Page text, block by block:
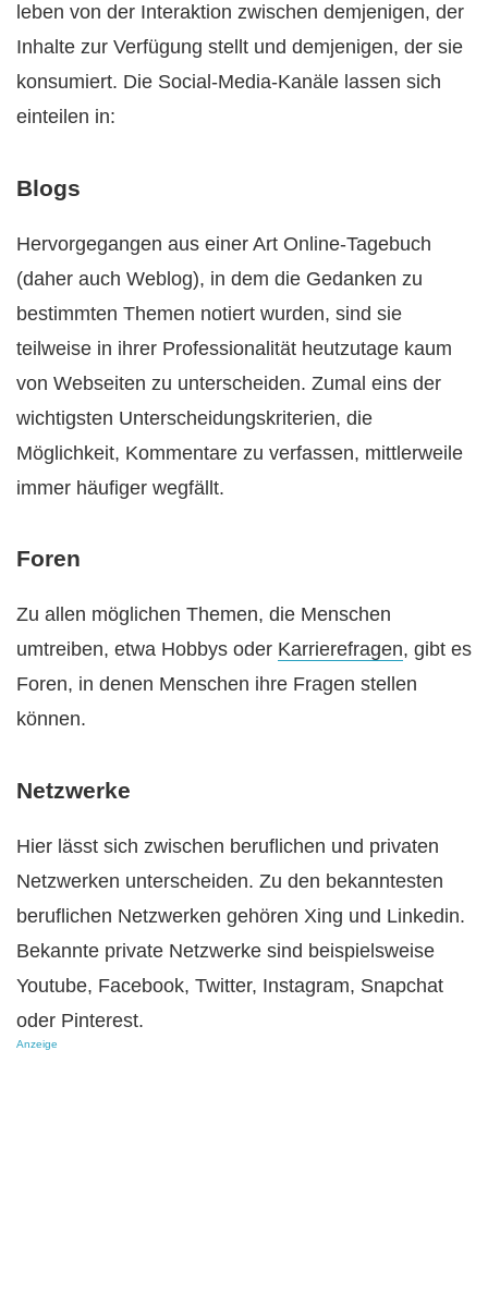
leben von der Interaktion zwischen demjenigen, der
Inhalte zur Verfügung stellt und demjenigen, der sie
konsumiert. Die Social-Media-Kanäle lassen sich
einteilen in:
Blogs
Hervorgegangen aus einer Art Online-Tagebuch
(daher auch Weblog), in dem die Gedanken zu
bestimmten Themen notiert wurden, sind sie
teilweise in ihrer Professionalität heutzutage kaum
von Webseiten zu unterscheiden. Zumal eins der
wichtigsten Unterscheidungskriterien, die
Möglichkeit, Kommentare zu verfassen, mittlerweile
immer häufiger wegfällt.
Foren
Zu allen möglichen Themen, die Menschen
umtreiben, etwa Hobbys oder Karrierefragen, gibt es
Foren, in denen Menschen ihre Fragen stellen
können.
Netzwerke
Hier lässt sich zwischen beruflichen und privaten
Netzwerken unterscheiden. Zu den bekanntesten
beruflichen Netzwerken gehören Xing und Linkedin.
Bekannte private Netzwerke sind beispielsweise
Youtube, Facebook, Twitter, Instagram, Snapchat
oder Pinterest.
Anzeige